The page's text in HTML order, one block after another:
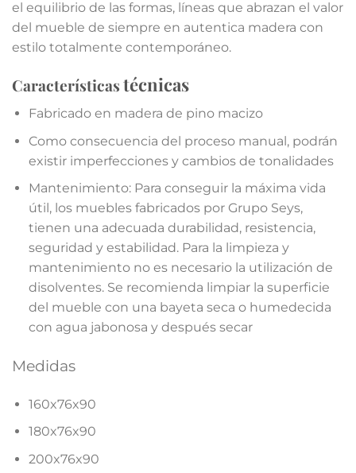
el equilibrio de las formas, líneas que abrazan el valor
del mueble de siempre en autentica madera con
estilo totalmente contemporáneo.
Característicastécnicas
Fabricado en madera de pino macizo
Como consecuencia del proceso manual, podrán
existir imperfecciones y cambios de tonalidades
Mantenimiento: Para conseguir la máxima vida
útil, los muebles fabricados por Grupo Seys,
tienen una adecuada durabilidad, resistencia,
seguridad y estabilidad. Para la limpieza y
mantenimiento no es necesario la utilización de
disolventes. Se recomienda limpiar la superficie
del mueble con una bayeta seca o humedecida
con agua jabonosa y después secar
Medidas
160x76x90
180x76x90
200x76x90